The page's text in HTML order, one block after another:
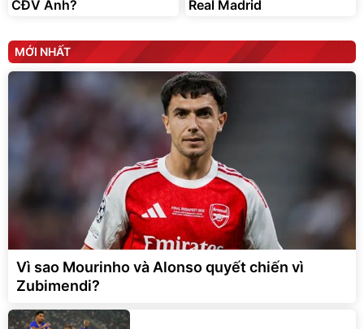
CĐV Anh?
Real Madrid
MỚI NHẤT
Vì sao Mourinho và Alonso quyết chiến vì
Zubimendi?